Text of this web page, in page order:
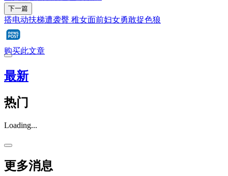
下一篇
搭电动扶梯遭袭臀 稚女面前妇女勇敢捉色狼
购买此文章
最新
热门
Loading...
更多消息